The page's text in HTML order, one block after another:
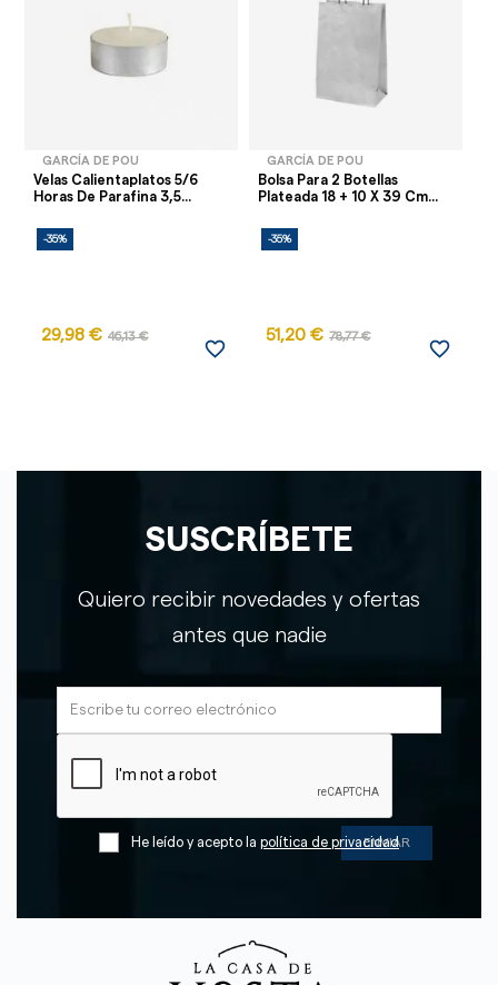
GARCÍA DE POU
Velas Calientaplatos 5/6
Horas De Parafina 3,5...
-35%
29,98 € 46,13 €
favorite_border
GARCÍA DE POU
Bolsa Para 2 Botellas
Plateada 18 + 10 X 39 Cm...
-35%
51,20 € 78,77 €
favorite_border
SUSCRÍBETE
Quiero recibir novedades y ofertas
antes que nadie
He leído y acepto la política de privacidad